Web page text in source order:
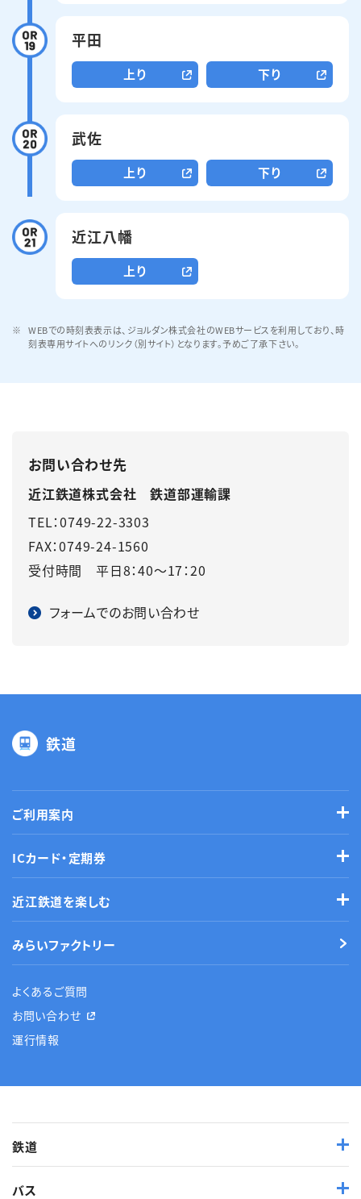
平田
上り 下り
武佐
上り 下り
近江八幡
上り
WEBでの時刻表表示は、ジョルダン株式会社のWEBサービスを利用しており、時
刻表専用サイトへのリンク（別サイト）となります。予めご了承下さい。
お問い合わせ先
近江鉄道株式会社 鉄道部運輸課
TEL：0749-22-3303
FAX：0749-24-1560
受付時間 平日8：40～17：20
フォームでのお問い合わせ
鉄道
ご利用案内
ICカード・定期券
近江鉄道を楽しむ
みらいファクトリー
よくあるご質問
お問い合わせ
運行情報
鉄道
バス